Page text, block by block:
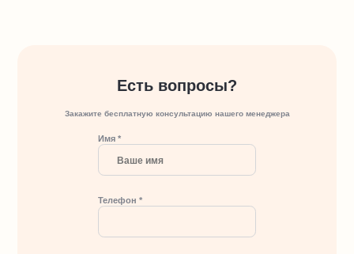
Есть вопросы?
Закажите бесплатную консультацию нашего менеджера
Имя *
Телефон *